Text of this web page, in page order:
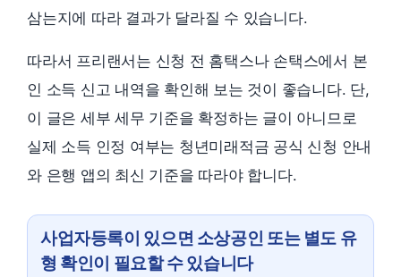
삼는지에 따라 결과가 달라질 수 있습니다.
따라서 프리랜서는 신청 전 홈택스나 손택스에서 본
인 소득 신고 내역을 확인해 보는 것이 좋습니다. 단,
이 글은 세부 세무 기준을 확정하는 글이 아니므로
실제 소득 인정 여부는 청년미래적금 공식 신청 안내
와 은행 앱의 최신 기준을 따라야 합니다.
사업자등록이 있으면 소상공인 또는 별도 유
형 확인이 필요할 수 있습니다